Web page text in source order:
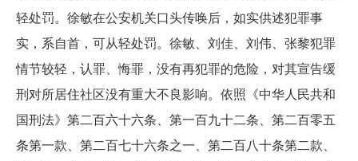
轻处罚。徐敏在公安机关口头传唤后，如实供述犯罪事
实，系自首，可从轻处罚。徐敏、刘佳、刘伟、张黎犯罪
情节较轻，认罪、悔罪，没有再犯罪的危险，对其宣告缓
刑对所居住社区没有重大不良影响。依照《中华人民共和
国刑法》第二百六十六条、第一百九十二条、第二百零五
条第一款、第二百七十六条之一、第二百八十条第二款、